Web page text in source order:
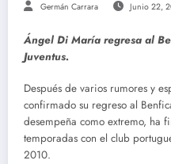
Germán Carrara Junio 22,
Ángel Di María regresa al
Juventus.
Después de varios rumores y
confirmado su regreso al
desempeña como extremo, ha
temporadas con el club
2010.